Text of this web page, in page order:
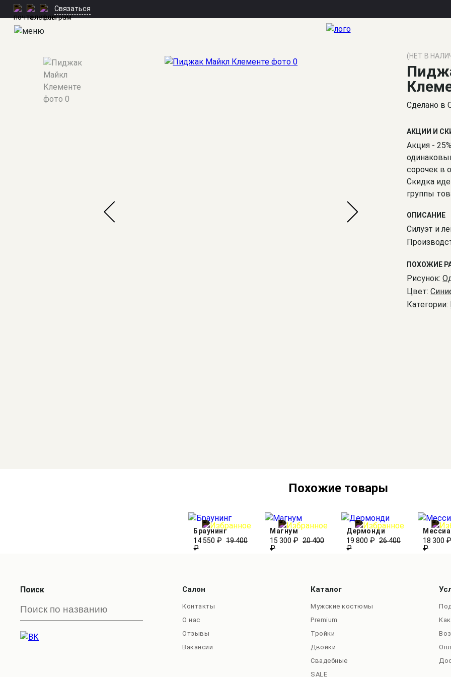
Связаться
Мужские костюмы
(НЕТ В
Сделано в
АКЦИИ И
Акция -
сорочек в
Скидка
группы
ОПИСАНИЕ
Силуэт и
ПОХОЖИЕ
Рисунок:
Цвет:
Категории:
Похожие товары
Браунинг
14 550 ₽ 19 400
₽
Магнум
15 300 ₽ 20 400
₽
Дермонди
19 800 ₽ 26 400
₽
18 300
₽
Поиск Салон
Контакты
О нас
Отзывы
Вакансии
Каталог
Мужские костюмы
Premium
Тройки
Двойки
Свадебные
SALE